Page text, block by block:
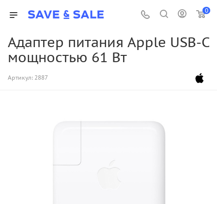
0
Адаптер питания Apple USB-C
мощностью 61 Вт
Артикул: 2887